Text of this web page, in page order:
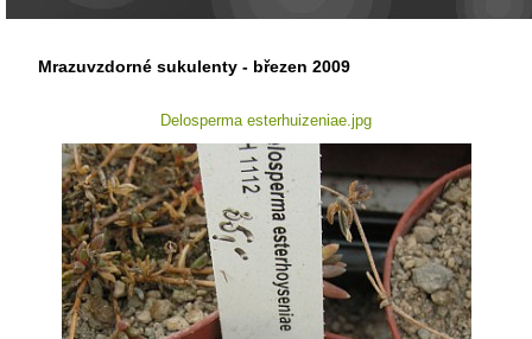
Mrazuvzdorné sukulenty - březen 2009
Delosperma esterhuizeniae.jpg